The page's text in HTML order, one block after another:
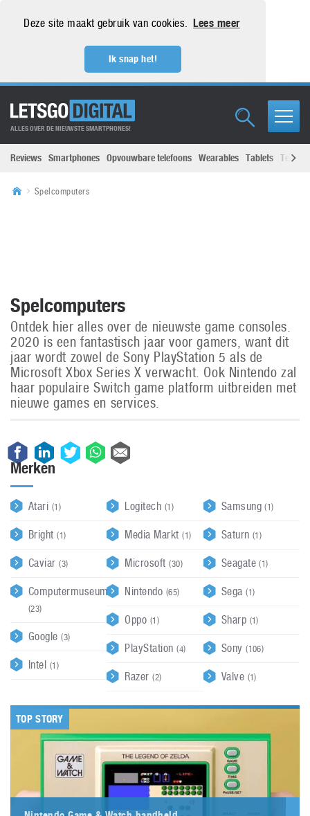
Deze site maakt gebruik van cookies. Lees meer
Ik snap het!
ALLES OVER DE NIEUWSTE SMARTPHONES!
Reviews Smartphones Opvouwbare telefoons Wearables Tablets
Spelcomputers
Spelcomputers
Ontdek hier alles over de nieuwste game consoles.
2020 is een fantastisch jaar voor gamers, want dit
jaar wordt zowel de Sony PlayStation 5 als de
Microsoft Xbox Series X verwacht. Ook Nintendo zal
haar populaire Switch game platform uitbreiden met
nieuwe games en services.
Merken
Atari (1)
Bright(1)
Caviar(3)
Computermuseum
(23)
Google(3)
Intel (1)
Logitech (1)
Media Markt(1)
Microsoft(30)
Nintendo (65)
Oppo (1)
PlayStation(4)
Razer(2)
Samsung(1)
Saturn(1)
Seagate(1)
Sega(1)
Sharp (1)
Sony(106)
Valve (1)
TOP STORY